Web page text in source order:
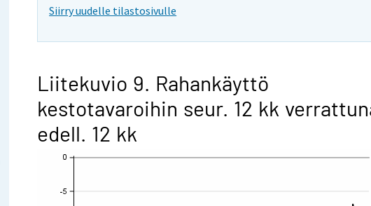
Siirry uudelle tilastosivulle
Liitekuvio 9. Rahankäyttö
kestotavaroihin seur. 12 kk
edell. 12 kk